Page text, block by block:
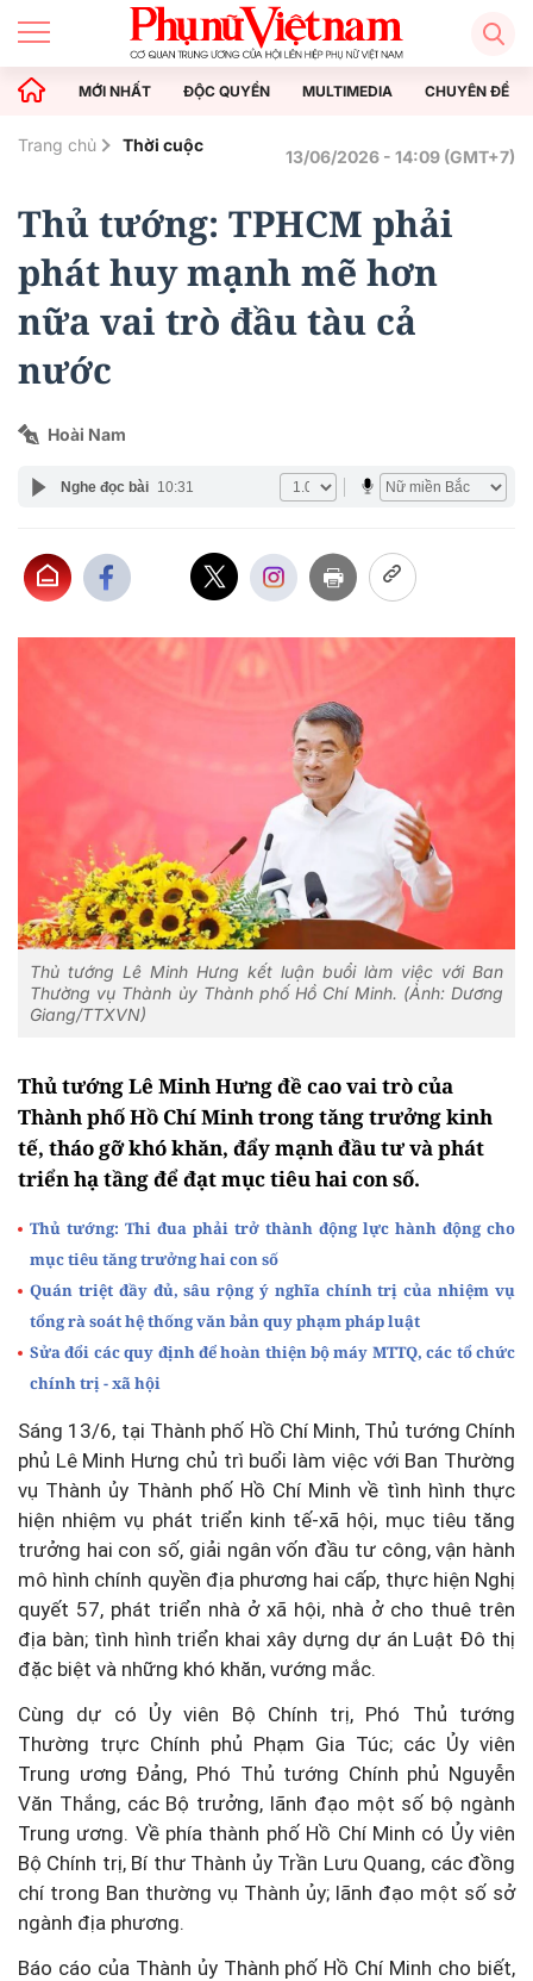
MỚI NHẤT ĐỘC QUYỀN MULTIMEDIA CHUYÊN ĐỀ
Trang chủ Thời cuộc
13/06/2026 - 14:09 (GMT+7)
Thủ tướng: TPHCM phải
phát huy mạnh mẽ hơn
nữa vai trò đầu tàu cả
nước
Hoài Nam
Nghe đọc bài 10:31
Thủ tướng Lê Minh Hưng kết luận buổi làm việc với Ban
Thường vụ Thành ủy Thành phố Hồ Chí Minh. (Ảnh: Dương
Giang/TTXVN)
Thủ tướng Lê Minh Hưng đề cao vai trò của
Thành phố Hồ Chí Minh trong tăng trưởng kinh
tế, tháo gỡ khó khăn, đẩy mạnh đầu tư và phát
triển hạ tầng để đạt mục tiêu hai con số.
Thủ tướng: Thi đua phải trở thành động lực hành động cho
mục tiêu tăng trưởng hai con số
Quán triệt đầy đủ, sâu rộng ý nghĩa chính trị của nhiệm vụ
tổng rà soát hệ thống văn bản quy phạm pháp luật
Sửa đổi các quy định để hoàn thiện bộ máy MTTQ, các tổ chức
chính trị - xã hội
Sáng 13/6, tại Thành phố Hồ Chí Minh, Thủ tướng Chính
phủ Lê Minh Hưng chủ trì buổi làm việc với Ban Thường
vụ Thành ủy Thành phố Hồ Chí Minh về tình hình thực
hiện nhiệm vụ phát triển kinh tế-xã hội, mục tiêu tăng
trưởng hai con số, giải ngân vốn đầu tư công, vận hành
mô hình chính quyền địa phương hai cấp, thực hiện Nghị
quyết 57, phát triển nhà ở xã hội, nhà ở cho thuê trên
địa bàn; tình hình triển khai xây dựng dự án Luật Đô thị
đặc biệt và những khó khăn, vướng mắc.
Cùng dự có Ủy viên Bộ Chính trị, Phó Thủ tướng
Thường trực Chính phủ Phạm Gia Túc; các Ủy viên
Trung ương Đảng, Phó Thủ tướng Chính phủ Nguyễn
Văn Thắng, các Bộ trưởng, lãnh đạo một số bộ ngành
Trung ương. Về phía thành phố Hồ Chí Minh có Ủy viên
Bộ Chính trị, Bí thư Thành ủy Trần Lưu Quang, các đồng
chí trong Ban thường vụ Thành ủy; lãnh đạo một số sở
ngành địa phương.
Báo cáo của Thành ủy Thành phố Hồ Chí Minh cho biết,